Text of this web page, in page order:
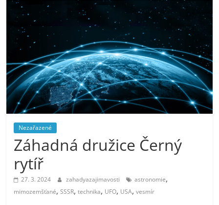
Nezařazené
Záhadná družice Černý
rytíř
27. 3. 2024 zahadyazajimavosti astronomie,
mimozemšťané,SSSR,technika, UFO, USA,vesmír